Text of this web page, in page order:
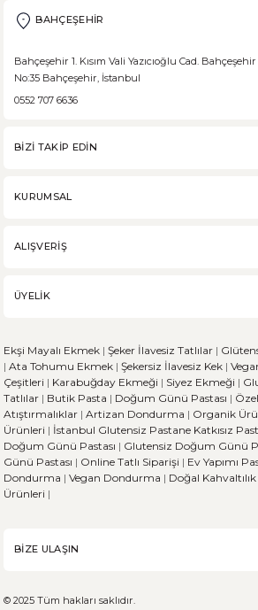
DEVAMI
Medovik, Slav mutfağından dünyaya
Karabuğday, son zamanlarda sağlıklı
Ekşi Mayalı Ekmek ve Diğer
Ekmek, dünya genelinde her kültürün
DEVAMI
BAHÇEŞEHİR
Bahçeşehir 1. Kısım Vali Yazıcıoğlu Cad. Bahçeşehir
No:35 Bahçeşehir, İstanbul
0552 707 6636
BİZİ TAKİP EDİN
KURUMSAL
ALIŞVERİŞ
ÜYELİK
Ekşi Mayalı Ekmek | Şeker İlavesiz Tatlılar |
| Ata Tohumu Ekmek | Şekersiz İlavesiz Kek |
Çeşitleri | Karabuğday Ekmeği | Siyez Ekmeği |
Tatlılar | Butik Pasta | Doğum Günü Pastası |
Atıştırmalıklar | Artizan Dondurma | Organik
Ürünleri | İstanbul Glutensiz Pastane Katkısız
Doğum Günü Pastası | Glutensiz Doğum Günü
Günü Pastası | Online Tatlı Siparişi | Ev Yapımı
Dondurma | Vegan Dondurma | Doğal
Ürünleri |
BİZE ULAŞIN
© 2025 Tüm hakları saklıdır.